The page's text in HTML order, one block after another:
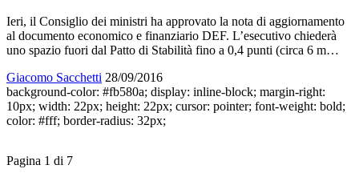
Ieri, il Consiglio dei ministri ha approvato la nota di aggiornamento
al documento economico e finanziario DEF. L’esecutivo chiederà
uno spazio fuori dal Patto di Stabilità fino a 0,4 punti (circa 6 m…
Giacomo Sacchetti 28/09/2016
background-color: #fb580a; display: inline-block; margin-right:
10px; width: 22px; height: 22px; cursor: pointer; font-weight: bold;
color: #fff; border-radius: 32px;
Pagina 1 di 7